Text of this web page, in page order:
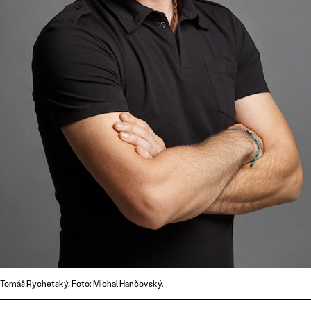
Tomáš Rychetský. Foto: Michal Hančovský.